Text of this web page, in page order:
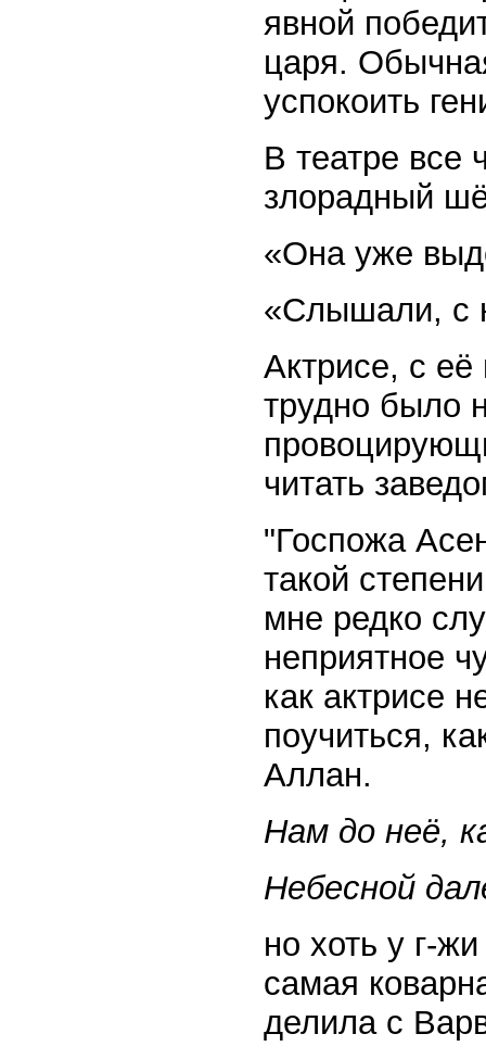
явной
царя.
успокоить
В театре все
злорадный
«Она уже
«Слышали, с
Актрисе, с
трудно было
читать
"Госпожа
такой
мне редко
неприятное
как актрисе
поучиться,
Аллан.
Нам до неё,
Небесной
но хоть у г-
самая
делила с